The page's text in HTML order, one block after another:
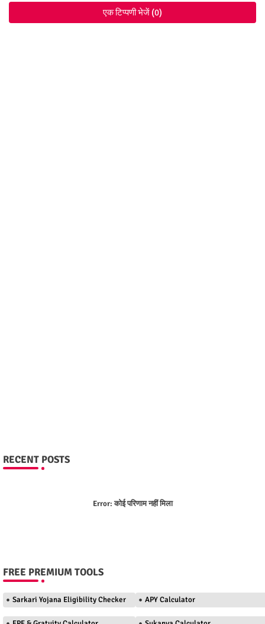
एक टिप्पणी भेजें (0)
RECENT POSTS
Error:कोई परिणाम नहीं मिला
FREE PREMIUM TOOLS
Sarkari Yojana Eligibility Checker APY Calculator